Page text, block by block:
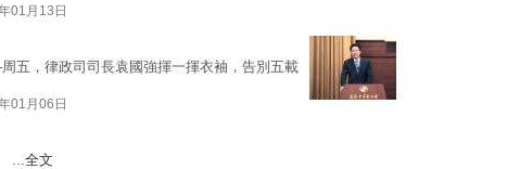
01月13日
五，律政司司長袁國強揮一揮衣袖，告別五載
01月06日
...全文